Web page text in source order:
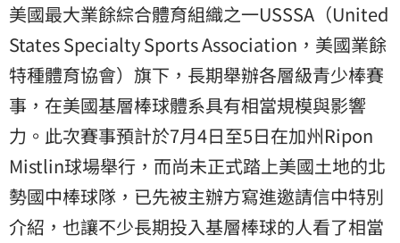
美國最大業餘綜合體育組織之一USSSA（United
States Specialty Sports Association，美國業餘
特種體育協會）旗下，長期舉辦各層級青少棒賽
事，在美國基層棒球體系具有相當規模與影響
力。此次賽事預計於7月4日至5日在加州Ripon
Mistlin球場舉行，而尚未正式踏上美國土地的北
勢國中棒球隊，已先被主辦方寫進邀請信中特別
介紹，也讓不少長期投入基層棒球的人看了相當